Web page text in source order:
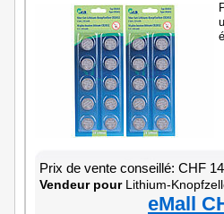
Prix de vente conseillé: CHF
Vendeur pourLithium-
eMall